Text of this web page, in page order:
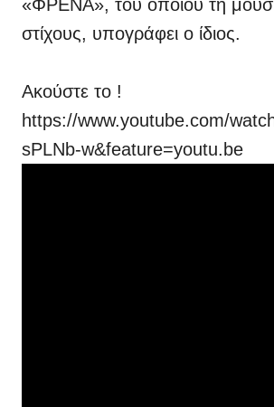
«ΦΡΕΝΑ», του οποίου τη
στίχους, υπογράφει ο ίδιος.
Ακούστε το !
https://www.youtube.com/
sPLNb-w&feature=youtu.be